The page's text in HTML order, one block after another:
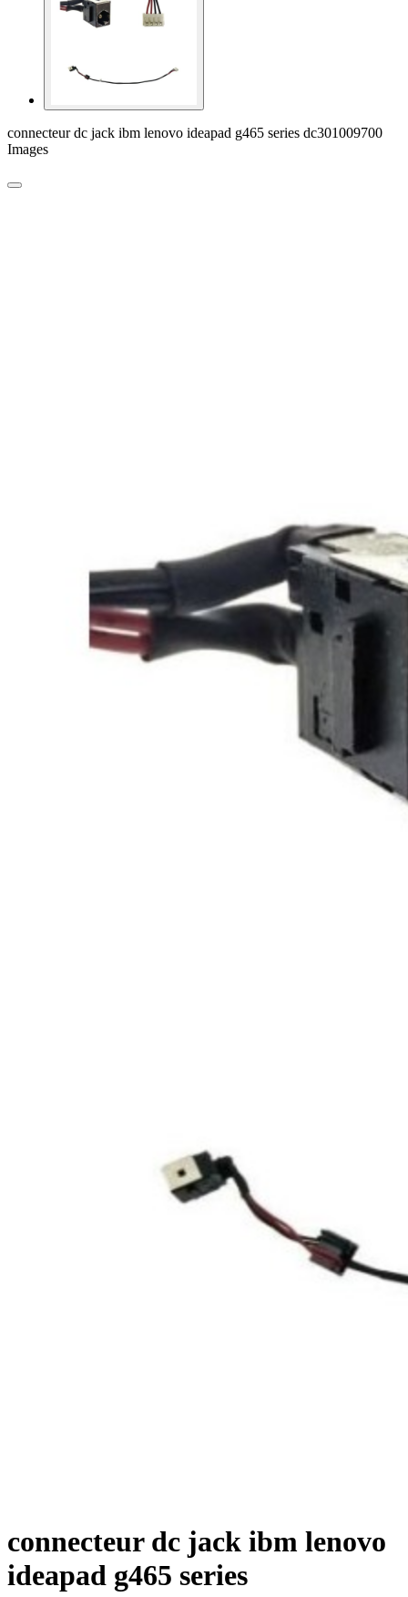
connecteur dc jack ibm lenovo ideapad g465 series dc301009700
Images
connecteur dc jack ibm lenovo
ideapad g465 series